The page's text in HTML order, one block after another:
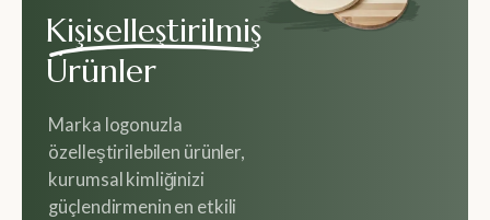
Kişiselleştirilmiş
Ürünler
Marka logonuzla
özelleştirilebilen ürünler,
kurumsal kimliğinizi
güçlendirmenin en etkili